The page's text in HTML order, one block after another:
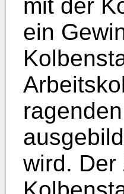
mit der
ein
wird. Der